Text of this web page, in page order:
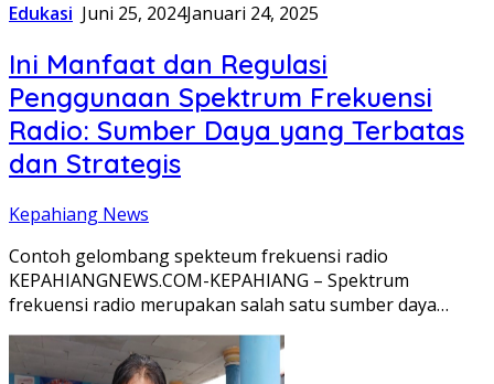
Edukasi Juni 25, 2024Januari 24, 2025
Ini Manfaat dan Regulasi
Penggunaan Spektrum Frekuensi
Radio: Sumber Daya yang Terbatas
dan Strategis
Kepahiang News
Contoh gelombang spekteum frekuensi radio
KEPAHIANGNEWS.COM-KEPAHIANG – Spektrum
frekuensi radio merupakan salah satu sumber daya…